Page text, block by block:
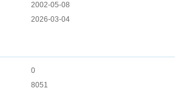
2002-05-08
2026-03-04
0
8051